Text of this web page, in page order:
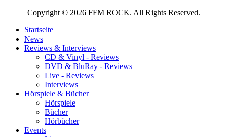
Copyright © 2026 FFM ROCK. All Rights Reserved.
Startseite
News
Reviews & Interviews
CD & Vinyl - Reviews
DVD & BluRay - Reviews
Live - Reviews
Interviews
Hörspiele & Bücher
Hörspiele
Bücher
Hörbücher
Events